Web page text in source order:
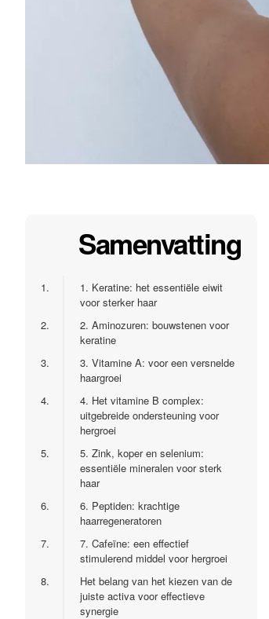
Samenvatting
1.
1. Keratine: het essentiële eiwit
voor sterker haar
2.
2. Aminozuren: bouwstenen voor
keratine
3.
3. Vitamine A: voor een versnelde
haargroei
4.
4. Het vitamine B complex:
uitgebreide ondersteuning voor
hergroei
5.
5. Zink, koper en selenium:
essentiële mineralen voor sterk
haar
6.
6. Peptiden: krachtige
haarregeneratoren
7.
7. Cafeïne: een effectief
stimulerend middel voor hergroei
8.
Het belang van het kiezen van de
juiste activa voor effectieve
synergie